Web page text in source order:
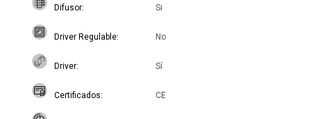
Difusor Si
Driver Regulable No
Driver Sí
Certificados CE